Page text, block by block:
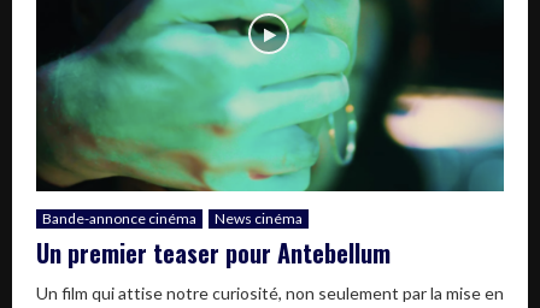
Bande-annonce cinéma News cinéma
Un premier teaser pour Antebellum
Un film qui attise notre curiosité, non seulement par la mise en